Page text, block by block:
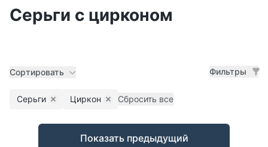
Серьги с цирконом
Сортировать Фильтры
Серьги Remove filter
Циркон Remove filter
Сбросить все
Товары
Показать предыдущий